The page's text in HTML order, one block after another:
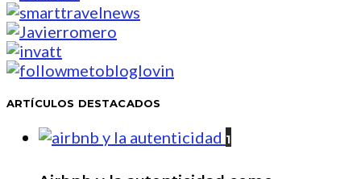
ARTÍCULOS DESTACADOS
1